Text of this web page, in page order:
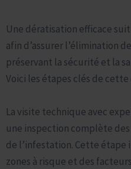
Une dératisation efficace
afin d’assurer l’élimination
préservant la sécurité et la
Voici les étapes clés de
La visite technique avec
une inspection complète
de l’infestation. Cette
zones à risque et des